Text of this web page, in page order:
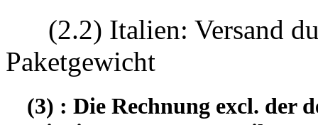
(2.2) Italien: Versand
Paketgewicht
(3) : Die Rechnung excl. der